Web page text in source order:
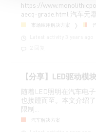
https://
aecq-grade.html 汽车元
市场应用解决方案
【分享】LED驱动模
随着LED照明在汽车电
也接踵而至。本文介绍
限制...
汽车解决方案